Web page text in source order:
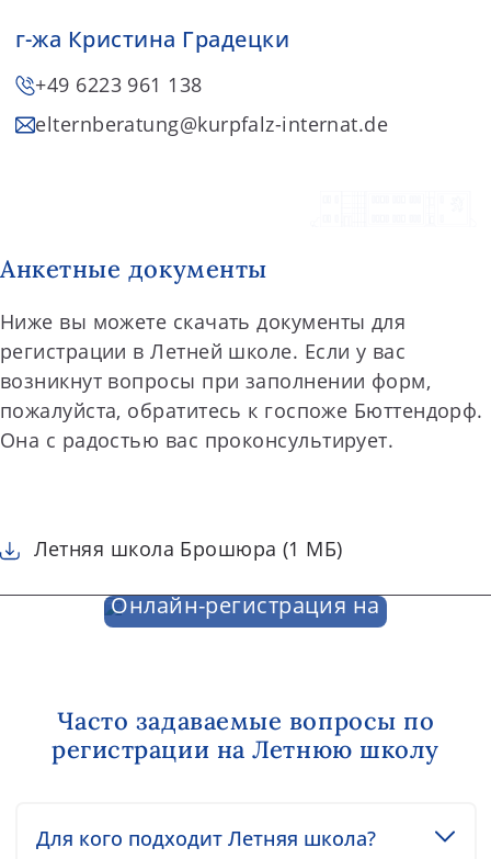
г-жа Кристина Градецки
+49 6223 961 138
elternberatung@kurpfalz-internat.de
Анкетные документы
Ниже вы можете скачать документы для
регистрации в Летней школе. Если у вас
возникнут вопросы при заполнении форм,
пожалуйста, обратитесь к госпоже Бюттендорф.
Она с радостью вас проконсультирует.
Летняя школа Брошюра (1 МБ)
Онлайн-регистрация на
Часто задаваемые вопросы по
регистрации на Летнюю школу
Для кого подходит Летняя школа?
Toggle accordion item